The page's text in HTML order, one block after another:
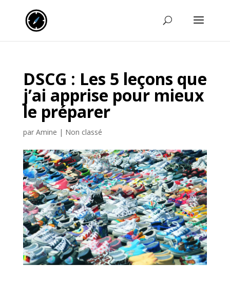
DSCG : Les 5 leçons que
j’ai apprise pour mieux
le préparer
par Amine | Non classé